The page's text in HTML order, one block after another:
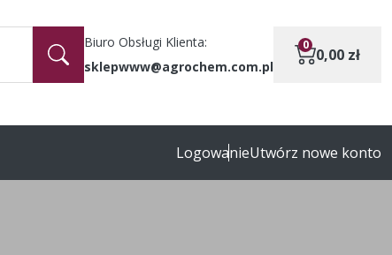
Biuro Obsługi Klienta:
sklepwww@agrochem.com.pl
0
0,00 zł
LogowanieUtwórz nowe konto